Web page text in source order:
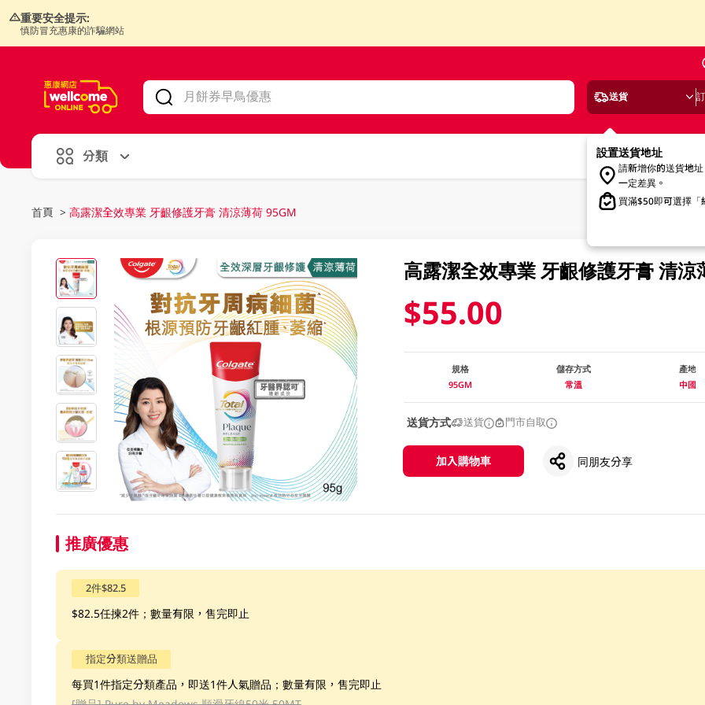
重要安全提示:
慎防冒充惠康的詐騙網站
送貨
設置送貨地址
請新增你的送貨地
一定差異。
買滿$50即可選擇「
分類
首頁 > 高露潔全效專業 牙齦修護牙膏 清涼薄荷 95GM
高露潔全效專業 牙齦修護牙膏 清涼
$55.00
規格
95GM
儲存方式
常溫
產地
中國
送貨方式 送貨 門市自取
加入購物車 同朋友分享
推廣優惠
2件$82.5
$82.5任揀2件；數量有限，售完即止
指定分類送贈品
每買1件指定分類產品，即送1件人氣贈品；數量有限，售完即止